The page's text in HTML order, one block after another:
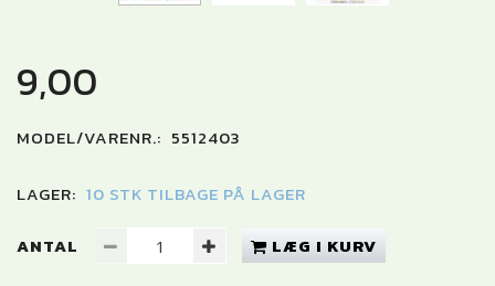
9,00
MODEL/VARENR.: 5512403
LAGER: 10 STK TILBAGE PÅ LAGER
ANTAL LÆG I KURV